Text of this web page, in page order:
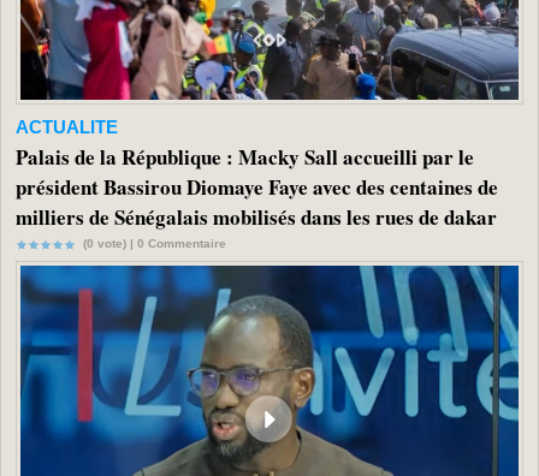
ACTUALITE
Palais de la République : Macky Sall accueilli par le
président Bassirou Diomaye Faye avec des centaines de
milliers de Sénégalais mobilisés dans les rues de dakar
(0 vote) | 0 Commentaire